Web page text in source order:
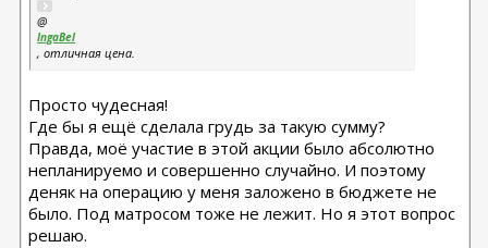
@
IngaBel
, отличная цена.
Просто чудесная!
Где бы я ещё сделала грудь за такую сумму?
Правда, моё участие в этой акции было абсолютно
непланируемо и совершенно случайно. И поэтому
деняк на операцию у меня заложено в бюджете не
было. Под матросом тоже не лежит. Но я этот вопрос
решаю.